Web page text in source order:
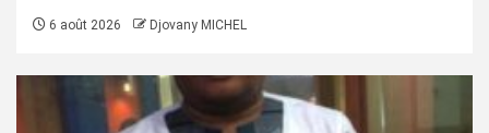
6 août 2026 Djovany MICHEL